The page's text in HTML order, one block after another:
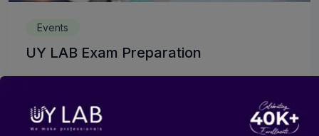
Events
UY LAB Exam Preparation
07 December 2024